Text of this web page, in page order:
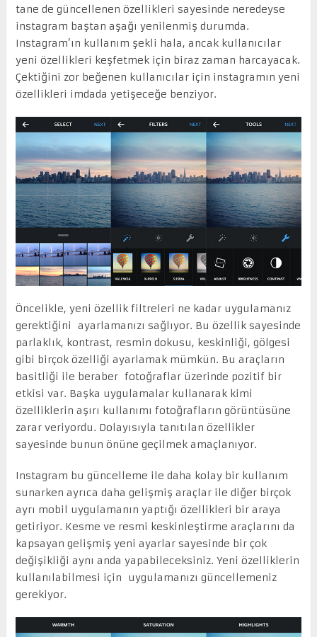
tane de güncellenen özellikleri sayesinde neredeyse
instagram baştan aşağı yenilenmiş durumda.
Instagram’ın kullanım şekli hala, ancak kullanıcılar
yeni özellikleri keşfetmek için biraz zaman harcayacak.
Çektiğini zor beğenen kullanıcılar için instagramın yeni
özellikleri imdada yetişeceğe benziyor.
Öncelikle, yeni özellik filtreleri ne kadar uygulamanız
gerektiğini ayarlamanızı sağlıyor. Bu özellik sayesinde
parlaklık, kontrast, resmin dokusu, keskinliği, gölgesi
gibi birçok özelliği ayarlamak mümkün. Bu araçların
basitliği ile beraber fotoğraflar üzerinde pozitif bir
etkisi var. Başka uygulamalar kullanarak kimi
özelliklerin aşırı kullanımı fotoğrafların görüntüsüne
zarar veriyordu. Dolayısıyla tanıtılan özellikler
sayesinde bunun önüne geçilmek amaçlanıyor.
Instagram bu güncelleme ile daha kolay bir kullanım
sunarken ayrıca daha gelişmiş araçlar ile diğer birçok
ayrı mobil uygulamanın yaptığı özellikleri bir araya
getiriyor. Kesme ve resmi keskinleştirme araçlarını da
kapsayan gelişmiş yeni ayarlar sayesinde bir çok
değişikliği aynı anda yapabileceksiniz. Yeni özelliklerin
kullanılabilmesi için uygulamanızı güncellemeniz
gerekiyor.